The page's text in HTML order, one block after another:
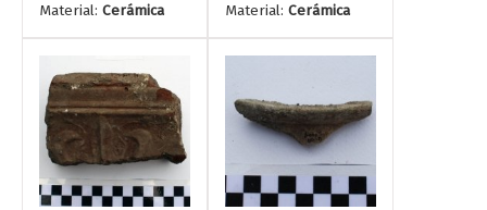
Material: Cerámica
Material: Cerámica